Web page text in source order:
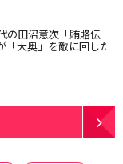
の田沼意次「賄賂伝
「大奥」を敵に回した